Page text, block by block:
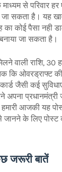
से परिवार
सकता है। यह
कोई पैसा नही
जा सकता है।
वाली राशि, 30
कि ओवरड्राफ्ट
जैसी कई
अपना
हमारी आजकी यह
से जानने के लिए
जरूरी बातें